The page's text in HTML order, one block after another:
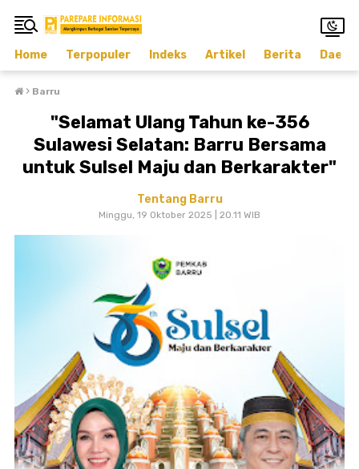
Home Terpopuler Indeks Artikel Berita
› Barru
"Selamat Ulang Tahun ke-356
Sulawesi Selatan: Barru Bersama
untuk Sulsel Maju dan Berkarakter"
Tentang Barru
Minggu, 19 Oktober 2025 | 20.11 WIB